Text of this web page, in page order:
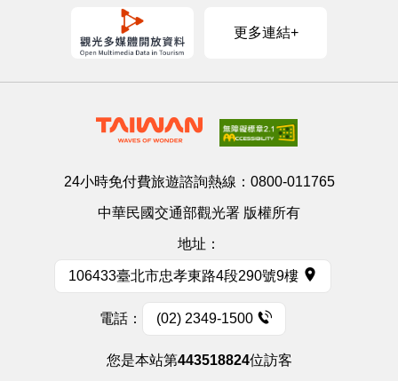
更多連結+
24小時免付費旅遊諮詢熱線： 0800-011765
中華民國交通部觀光署 版權所有
地址：
106433臺北市忠孝東路4段290號9樓
電話： (02) 2349-1500
您是本站第443518824位訪客